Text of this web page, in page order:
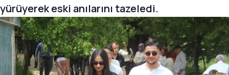
yürüyerek eski anılarını tazeledi.